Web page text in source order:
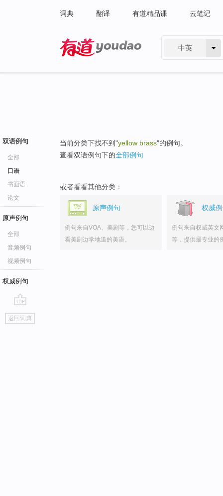
词典 翻译 有道精品课 云笔记
中英
双语例句
全部
口语
书面语
论文
原声例句
全部
音频例句
视频例句
权威例句
go
top
返回词典
当前分类下找不到"yellow brass"的例句。
查看双语例句下的全部例句
或者看看其他分类：
原声例句
例句来自VOA、美剧等，您可以边
看美剧边学地道的美语。
权威
例句来自权威英文
等，提供最专业的